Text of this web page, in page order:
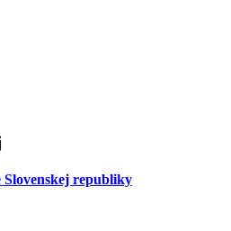
Slovenskej republiky